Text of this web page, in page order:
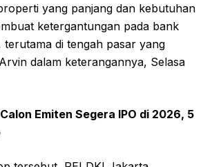
yang panjang dan kebutuhan
ketergantungan pada bank
terutama di tengah pasar yang
dalam keterangannya, Selasa
Emiten Segera IPO di 2026, 5